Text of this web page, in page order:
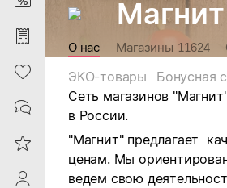
Purchases
Heart
Contacts
Reviews
ProfileSaby
Магнит
О нас Магазины 11624
ЭКО-товары Бонусная
Сеть магазинов
в России.
"Магнит" предлагает
ценам. Мы
ведем свою